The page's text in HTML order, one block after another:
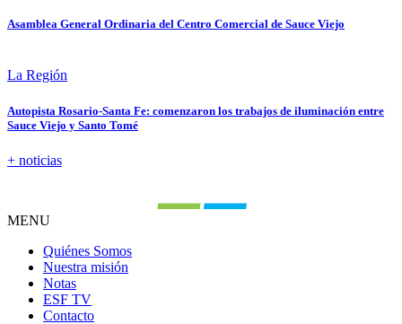
Asamblea General Ordinaria del Centro Comercial de Sauce Viejo
La Región
Autopista Rosario-Santa Fe: comenzaron los trabajos de iluminación entre
Sauce Viejo y Santo Tomé
+ noticias
MENU
Quiénes Somos
Nuestra misión
Notas
ESF TV
Contacto